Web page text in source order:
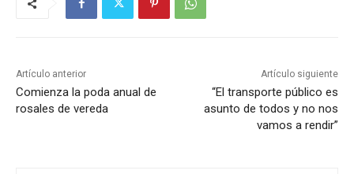
Artículo anterior
Comienza la poda anual de
rosales de vereda
Artículo siguiente
“El transporte público es
asunto de todos y no nos
vamos a rendir”